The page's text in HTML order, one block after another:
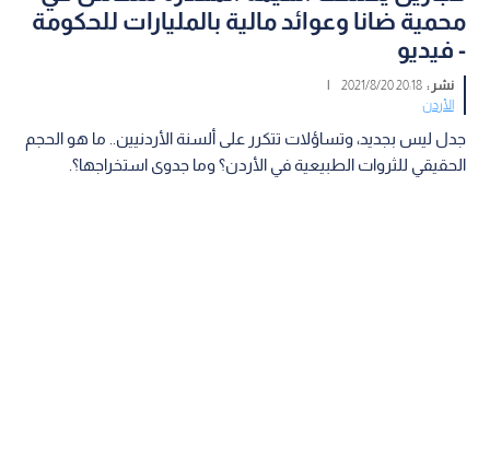
محمية ضانا وعوائد مالية بالمليارات للحكومة
- فيديو
نشر :20:18 2021/8/20
|
الأردن
جدل ليس بجديد، وتساؤلات تتكرر على ألسنة الأردنيين.. ما هو الحجم
الحقيقي للثروات الطبيعية في الأردن؟ وما جدوى استخراجها؟.